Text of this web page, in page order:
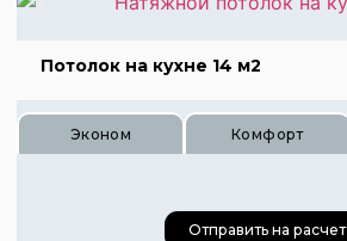
Потолок на кухне 14 м2
Эконом Комфорт
Отправить на расчет